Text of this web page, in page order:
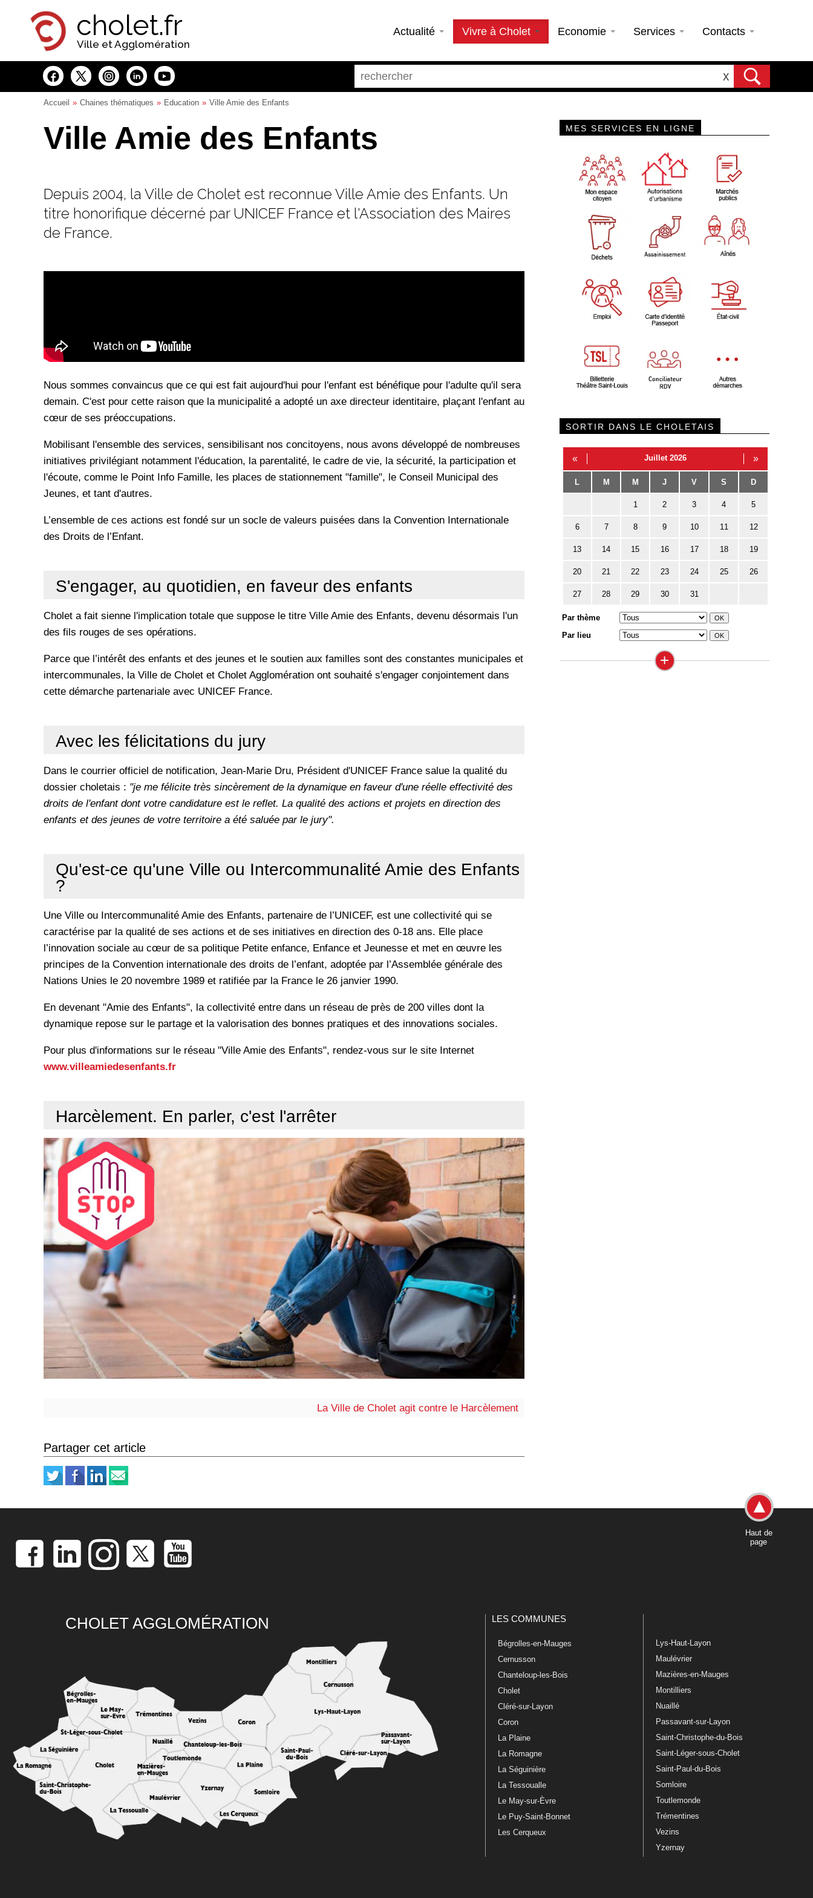
cholet.fr
Ville et Agglomération
Actualité Vivre à Cholet Economie Services Contacts
X
Accueil Chaines thématiques Education Ville Amie des Enfants
Ville Amie des Enfants
Depuis 2004, la Ville de Cholet est reconnue Ville Amie des Enfants. Un
titre honorifique décerné par UNICEF France et l'Association des Maires
de France.
Nous sommes convaincus que ce qui est fait aujourd'hui pour l'enfant est bénéfique pour l'adulte qu'il sera
demain. C'est pour cette raison que la municipalité a adopté un axe directeur identitaire, plaçant l'enfant au
cœur de ses préoccupations.
Mobilisant l'ensemble des services, sensibilisant nos concitoyens, nous avons développé de nombreuses
initiatives privilégiant notamment l'éducation, la parentalité, le cadre de vie, la sécurité, la participation et
l'écoute, comme le Point Info Famille, les places de stationnement "famille", le Conseil Municipal des
Jeunes, et tant d'autres.
L’ensemble de ces actions est fondé sur un socle de valeurs puisées dans la Convention Internationale
des Droits de l’Enfant.
S'engager, au quotidien, en faveur des enfants
Cholet a fait sienne l'implication totale que suppose le titre Ville Amie des Enfants, devenu désormais l'un
des fils rouges de ses opérations.
Parce que l’intérêt des enfants et des jeunes et le soutien aux familles sont des constantes municipales et
intercommunales, la Ville de Cholet et Cholet Agglomération ont souhaité s'engager conjointement dans
cette démarche partenariale avec UNICEF France.
Avec les félicitations du jury
Dans le courrier officiel de notification, Jean-Marie Dru, Président d'UNICEF France salue la qualité du
dossier choletais : "je me félicite très sincèrement de la dynamique en faveur d'une réelle effectivité des
droits de l'enfant dont votre candidature est le reflet. La qualité des actions et projets en direction des
enfants et des jeunes de votre territoire a été saluée par le jury".
Qu'est-ce qu'une Ville ou Intercommunalité Amie des Enfants
?
Une Ville ou Intercommunalité Amie des Enfants, partenaire de l’UNICEF, est une collectivité qui se
caractérise par la qualité de ses actions et de ses initiatives en direction des 0-18 ans. Elle place
l’innovation sociale au cœur de sa politique Petite enfance, Enfance et Jeunesse et met en œuvre les
principes de la Convention internationale des droits de l’enfant, adoptée par l’Assemblée générale des
Nations Unies le 20 novembre 1989 et ratifiée par la France le 26 janvier 1990.
En devenant "Amie des Enfants", la collectivité entre dans un réseau de près de 200 villes dont la
dynamique repose sur le partage et la valorisation des bonnes pratiques et des innovations sociales.
Pour plus d'informations sur le réseau "Ville Amie des Enfants", rendez-vous sur le site Internet
www.villeamiedesenfants.fr
Harcèlement. En parler, c'est l'arrêter
La Ville de Cholet agit contre le Harcèlement
Partager cet article
MES SERVICES EN LIGNE
SORTIR DANS LE CHOLETAIS
« Juillet 2026 »
L M M J V S D
1 2 3 4 5
6 7 8 9 10 11 12
13 14 15 16 17 18 19
20 21 22 23 24 25 26
27 28 29 30 31
Par thème
Par lieu
+
Haut de
page
CHOLET AGGLOMÉRATION LES COMMUNES
Bégrolles-en-Mauges
Cernusson
Chanteloup-les-Bois
Cholet
Cléré-sur-Layon
Coron
La Plaine
La Romagne
La Séguinière
La Tessoualle
Le May-sur-Èvre
Le Puy-Saint-Bonnet
Les Cerqueux
Lys-Haut-Layon
Maulévrier
Mazières-en-Mauges
Montilliers
Nuaillé
Passavant-sur-Layon
Saint-Christophe-du-Bois
Saint-Léger-sous-Cholet
Saint-Paul-du-Bois
Somloire
Toutlemonde
Trémentines
Vezins
Yzernay